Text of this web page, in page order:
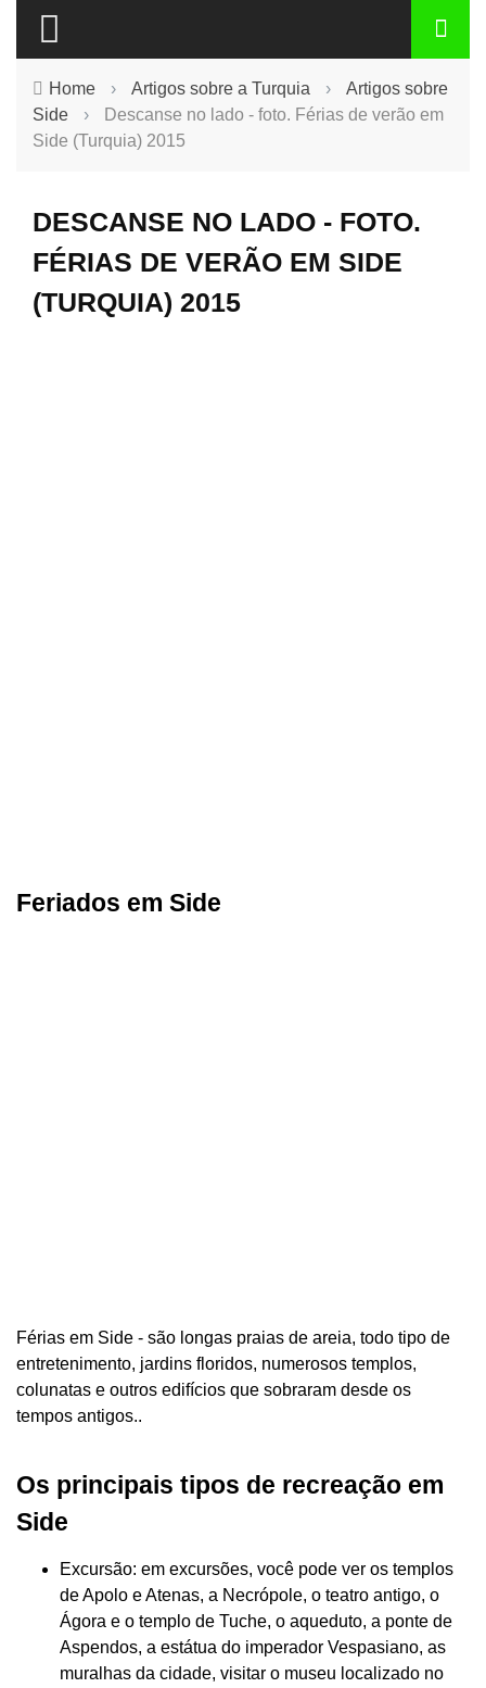
Home › Artigos sobre a Turquia ›
Artigos sobre
Side
›
Descanse no lado - foto. Férias de verão em
Side (Turquia) 2015
DESCANSE NO LADO - FOTO.
FÉRIAS DE VERÃO EM SIDE
(TURQUIA) 2015
Feriados em Side
Férias em Side - são longas praias de areia, todo tipo de
entretenimento, jardins floridos, numerosos templos,
colunatas e outros edifícios que sobraram desde os
tempos antigos..
Os principais tipos de recreação em
Side
Excursão: em excursões, você pode ver os templos
de Apolo e Atenas, a Necrópole, o teatro antigo, o
Ágora e o templo de Tuche, o aqueduto, a ponte de
Aspendos, a estátua do imperador Vespasiano, as
muralhas da cidade, visitar o museu localizado no